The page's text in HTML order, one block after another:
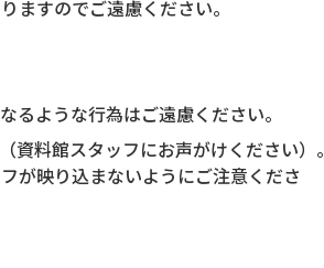
ますのでご遠慮ください。
ような行為はご遠慮ください。
料館スタッフにお声がけください）。
が映り込まないようにご注意くださ